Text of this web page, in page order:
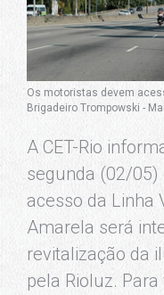
Os motoristas devem
Brigadeiro Trompowski -
A CET-Rio
segunda (02/
acesso da Linha
Amarela será
revitalização da
pela Rioluz.